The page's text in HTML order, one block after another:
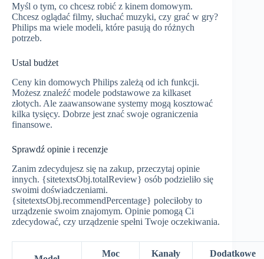
Myśl o tym, co chcesz robić z kinem domowym.
Chcesz oglądać filmy, słuchać muzyki, czy grać w gry?
Philips ma wiele modeli, które pasują do różnych
potrzeb.
Ustal budżet
Ceny kin domowych Philips zależą od ich funkcji.
Możesz znaleźć modele podstawowe za kilkaset
złotych. Ale zaawansowane systemy mogą kosztować
kilka tysięcy. Dobrze jest znać swoje ograniczenia
finansowe.
Sprawdź opinie i recenzje
Zanim zdecydujesz się na zakup, przeczytaj opinie
innych. {sitetextsObj.totalReview} osób podzieliło się
swoimi doświadczeniami.
{sitetextsObj.recommendPercentage} poleciłoby to
urządzenie swoim znajomym. Opinie pomogą Ci
zdecydować, czy urządzenie spełni Twoje oczekiwania.
Moc
Kanały
Dodatkowe